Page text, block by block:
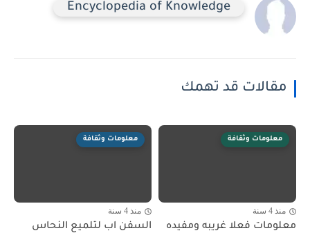
Encyclopedia of Knowledge
مقالات قد تهمك
معلومات وثقافة
منذ 4 سنة
معلومات فعلا غريبه ومفيده
معلومات وثقافة
منذ 4 سنة
السفن اب لتلميع النحاس